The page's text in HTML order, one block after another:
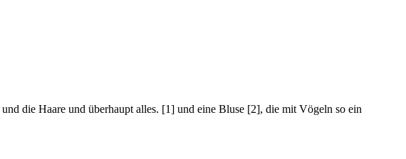
die Haare und überhaupt alles. [1] und eine Bluse [2], die mit Vögeln so ein